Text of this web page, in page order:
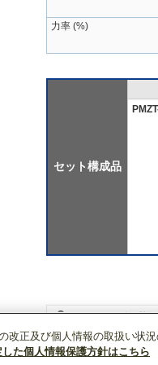
力率 (%)
セット構成品
WIN2Kトップ 製品情報
改正及び個人情報の取扱い状
した個人情報保護方針はこちら